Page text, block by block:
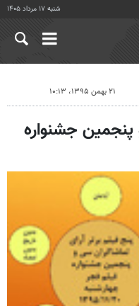
شنبه ۱۷ مرداد ۱۴۰۵
۲۱ بهمن ۱۳۹۵، ۱۰:۱۳
جشنواره